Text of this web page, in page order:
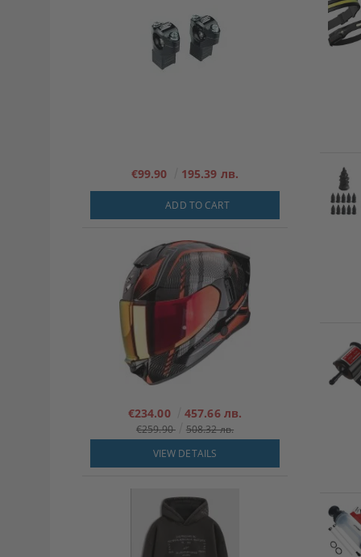
€99.90 195.39 лв.
ADD TO CART
€234.00 457.66 лв.
€259.90
508.32 лв.
VIEW DETAILS